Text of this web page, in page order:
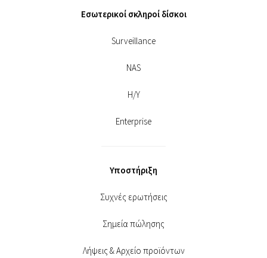
Εσωτερικοί σκληροί δίσκοι
Surveillance
NAS
Η/Υ
Enterprise
Υποστήριξη
Συχνές ερωτήσεις
Σημεία πώλησης
Λήψεις & Αρχείο προϊόντων